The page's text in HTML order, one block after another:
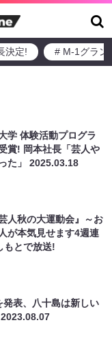
決定! # M-1グラン
学 体験活動プログラ
賞! 岡本社長「芸人や
た」2025.03.18
人秋の大運動会』～お
が本気見せます4週連
もとで放送!
表、八十島は新しい
2023.08.07